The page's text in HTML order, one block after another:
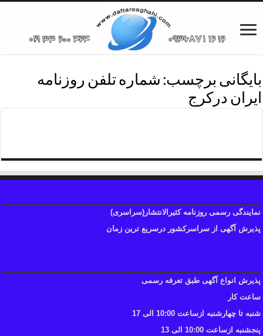
بایگانی برچسب: شماره تلفن روزنامه
ایران درکرج
نمایندگی رسمی روزنامه کثیرالانتشار(سراسری)
پذیرش آگهی از سراسرکشور درسریع ترین زمان
پذیرش انواع آگهی طبق تعرفه رسمی
ساعت کار
شنبه تا چهارشنبه ازساعت 10:00 الی 17
پنجشنبه ازساعت 10:00 الی 13